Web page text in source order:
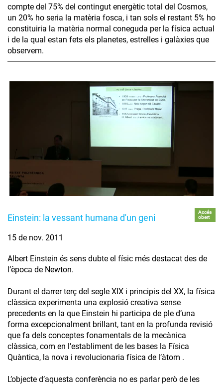
compte del 75% del contingut energètic total del Cosmos,
un 20% ho seria la matèria fosca, i tan sols el restant 5% ho
constituiria la matèria normal coneguda per la física actual
i de la qual estan fets els planetes, estrelles i galàxies que
observem.
Einstein: la vessant humana d'un geni
Accés
obert
15 de nov. 2011
Albert Einstein és sens dubte el físic més destacat des de
l’època de Newton.
Durant el darrer terç del segle XIX i principis del XX, la física
clàssica experimenta una explosió creativa sense
precedents en la que Einstein hi participa de ple d’una
forma excepcionalment brillant, tant en la profunda revisió
que fa dels conceptes fonamentals de la mecànica
clàssica, com en l’establiment de les bases la Física
Quàntica, la nova i revolucionaria física de l’àtom .
L’objecte d’aquesta conferència no es parlar però de les